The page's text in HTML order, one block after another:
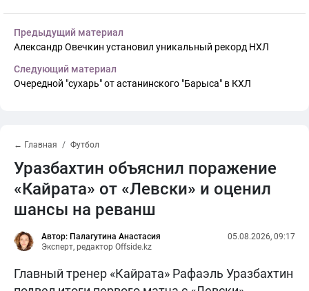
Предыдущий материал
Александр Овечкин установил уникальный рекорд НХЛ
Следующий материал
Очередной "сухарь" от астанинского "Барыса" в КХЛ
← Главная Футбол
Уразбахтин объяснил поражение
«Кайрата» от «Левски» и оценил
шансы на реванш
Автор: Палагутина Анастасия
Эксперт, редактор Offside.kz
05.08.2026, 09:17
Главный тренер «Кайрата» Рафаэль Уразбахтин